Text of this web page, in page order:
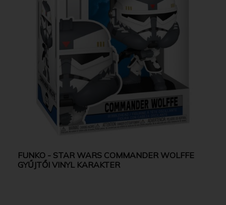
FUNKO - STAR WARS COMMANDER WOLFFE
GYŰJTŐI VINYL KARAKTER